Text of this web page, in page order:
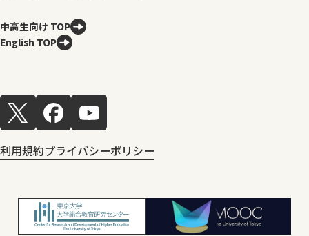
中高生向け TOP
English TOP
利用規約プライバシーポリシー